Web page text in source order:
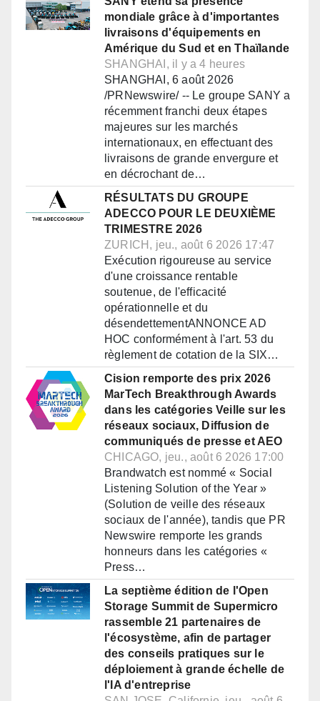
mondiale grâce à d'importantes
livraisons d'équipements en
Amérique du Sud et en Thaïlande
SHANGHAI, il y a 4 heures
SHANGHAI, 6 août 2026
/PRNewswire/ -- Le groupe SANY a
récemment franchi deux étapes
majeures sur les marchés
internationaux, en effectuant des
livraisons de grande envergure et
en décrochant de…
RÉSULTATS DU GROUPE
ADECCO POUR LE DEUXIÈME
TRIMESTRE 2026
ZURICH, jeu., août 6 2026 17:47
Exécution rigoureuse au service
d'une croissance rentable
soutenue, de l'efficacité
opérationnelle et du
désendettementANNONCE AD
HOC conformément à l'art. 53 du
règlement de cotation de la SIX…
Cision remporte des prix 2026
MarTech Breakthrough Awards
dans les catégories Veille sur les
réseaux sociaux, Diffusion de
communiqués de presse et AEO
CHICAGO, jeu., août 6 2026 17:00
Brandwatch est nommé « Social
Listening Solution of the Year »
(Solution de veille des réseaux
sociaux de l'année), tandis que PR
Newswire remporte les grands
honneurs dans les catégories «
Press…
La septième édition de l'Open
Storage Summit de Supermicro
rassemble 21 partenaires de
l'écosystème, afin de partager
des conseils pratiques sur le
déploiement à grande échelle de
l'IA d'entreprise